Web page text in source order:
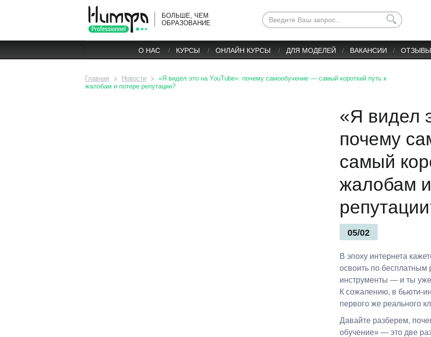
БОЛЬШЕ, ЧЕМ
ОБРАЗОВАНИЕ
О НАС КУРСЫ ОНЛАЙН КУРСЫ ДЛЯ МОДЕЛЕЙ ВАКАНСИИ ОТЗЫВЫ
Главная Новости
«Я видел это на YouTube»: почему самообучение — самый короткий путь к
жалобам и потере репутации?
«Я видел
почему
самый
жалобам
05/02
В эпоху интернета
освоить по бесплатным
инструменты — и ты
К сожалению, в бьюти-
первого же реального
Давайте разберем,
обучение» — это две